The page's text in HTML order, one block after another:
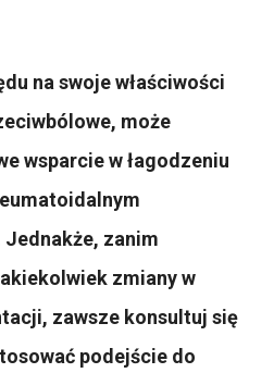
na swoje właściwości
może
wsparcie w łagodzeniu
zanim
zmiany w
zawsze konsultuj się
podejście do